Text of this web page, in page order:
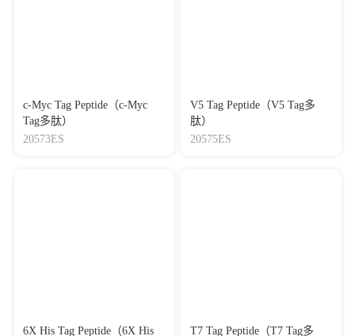
c-Myc Tag Peptide（c-Myc
Tag多肽）
20573ES
V5 Tag Peptide（V5 Tag多
肽）
20575ES
6X His Tag Peptide（6X His
T7 Tag Peptide（T7 Tag多